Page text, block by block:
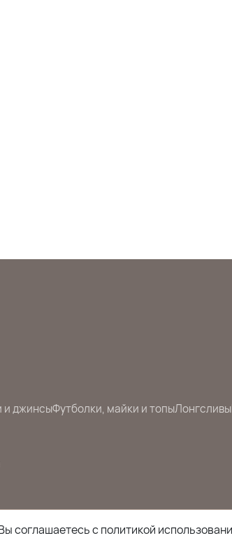
и джинсыФутболки, майки и топыЛонгсливы
с политикой